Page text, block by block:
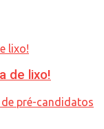
de lixo!